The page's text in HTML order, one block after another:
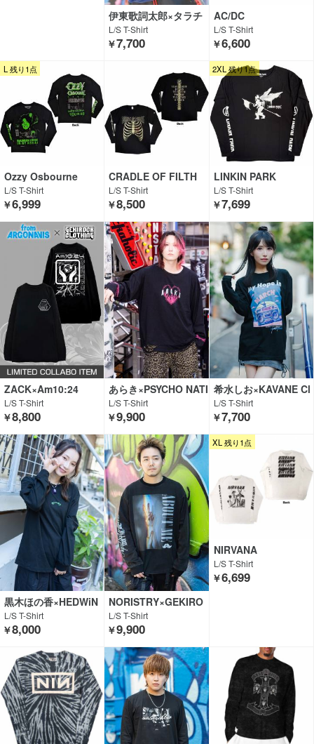
伊東歌詞太郎×タラチ
オ×GEKIROCK CLOT
HING
L/S T-Shirt
￥7,700
AC/DC
L/S T-Shirt
￥6,600
L 残り1点
Ozzy Osbourne
L/S T-Shirt
￥6,999
CRADLE OF FILTH
L/S T-Shirt
￥8,500
2XL 残り1点
LINKIN PARK
L/S T-Shirt
￥7,699
ZACK×Am10:24
L/S T-Shirt
￥8,800
あらき×PSYCHO NATI
ON×GEKIROCK CLO
THING
L/S T-Shirt
￥9,900
希水しお×KAVANE Cl
othing×GEKIROCK C
LOTHING
L/S T-Shirt
￥7,700
黒木ほの香×HEDWiN
G×GEKIROCK CLOT
HING
L/S T-Shirt
￥8,000
NORISTRY×GEKIRO
CK CLOTHING
L/S T-Shirt
￥9,900
XL 残り1点
NIRVANA
L/S T-Shirt
￥6,699